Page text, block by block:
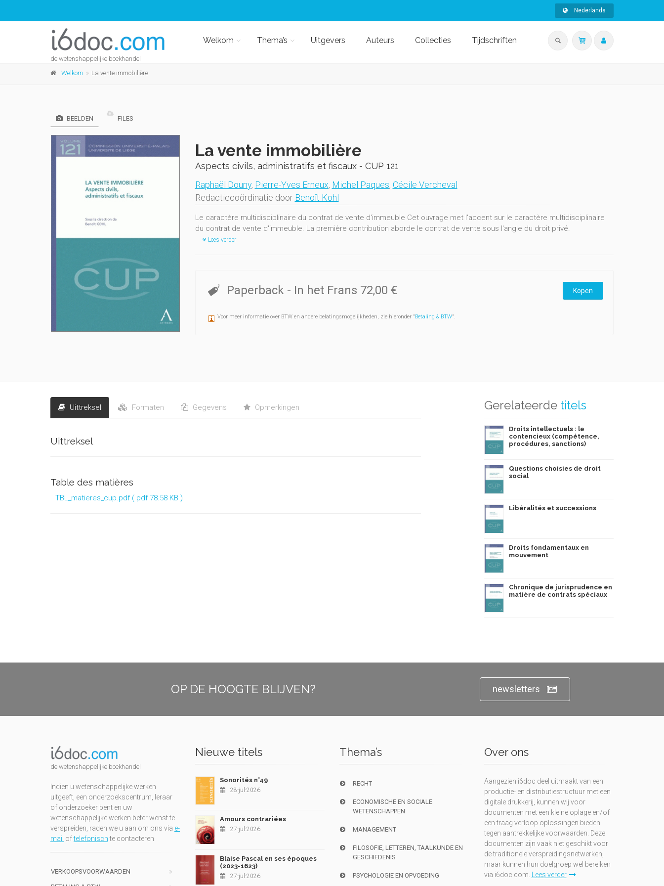
Nederlands
de wetenshappelijke boekhandel
Welkom Thema’s Uitgevers Auteurs Collecties Tijdschriften
Welkom La vente immobilière
BEELDEN FILES
La vente immobilière
Aspects civils, administratifs et fiscaux - CUP 121
Raphaël Douny, Pierre-Yves Erneux, Michel Paques, Cécile Vercheval
Redactiecoördinatie door Benoît Kohl
Le caractère multidisciplinaire du contrat de vente d'immeuble Cet ouvrage met l'accent sur le caractère multidisciplinaire
du contrat de vente d'immeuble. La première contribution aborde le contrat de vente sous l'angle du droit privé.
Lees verder
Paperback - In het Frans 72,00 € Kopen
Voor meer informatie over BTW en andere belatingsmogelijkheden, zie hieronder "Betaling & BTW".
Uittreksel Formaten Gegevens Opmerkingen
Uittreksel
Table des matières
TBL_matieres_cup.pdf ( pdf 78.58 KB )
Gerelateerde titels
Droits intellectuels : le
contencieux (compétence,
procédures, sanctions)
Questions choisies de droit
social
Libéralités et successions
Droits fondamentaux en
mouvement
Chronique de jurisprudence en
matière de contrats spéciaux
OP DE HOOGTE BLIJVEN? newsletters
de wetenshappelijke boekhandel
Indien u wetenschappelijke werken
uitgeeft, een onderzoekscentrum, leraar
of onderzoeker bent en uw
wetenschappelijke werken beter wenst te
verspreiden, raden we u aan om ons via e-
mail oftelefonischte contacteren
VERKOOPSVOORWAARDEN
Nieuwe titels
Sonorités n°49
28-jul-2026
Amours contrariées
27-jul-2026
Blaise Pascal en ses époques
(2023-1623)
27-jul-2026
Thema’s
RECHT
ECONOMISCHE EN SOCIALE
WETENSCHAPPEN
MANAGEMENT
FILOSOFIE, LETTEREN, TAALKUNDE EN
GESCHIEDENIS
PSYCHOLOGIE EN OPVOEDING
Over ons
Aangezien i6doc deel uitmaakt van een
productie- en distributiestructuur met een
digitale drukkerij, kunnen wij voor
documenten met een kleine oplage en/of
een traag verloop oplossingen bieden
tegen aantrekkelijke voorwaarden. Deze
documenten zijn vaak niet geschikt voor
de traditionele verspreidingsnetwerken,
maar kunnen hun doelgroep wel bereiken
via i6doc.com.
Lees verder